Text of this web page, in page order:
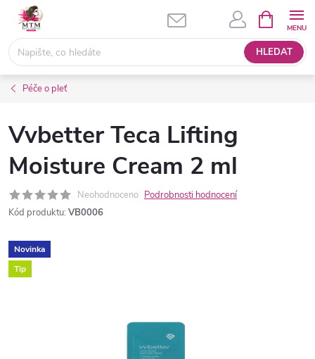
Přejít
obsah
HLEDAT
NÁKUPNÍ
KOŠÍK
Péče o pleť
Vvbetter Teca Lifting
Moisture Cream 2 ml
Neohodnoceno Podrobnosti hodnocení
Kód produktu: VB0006
Novinka
Tip